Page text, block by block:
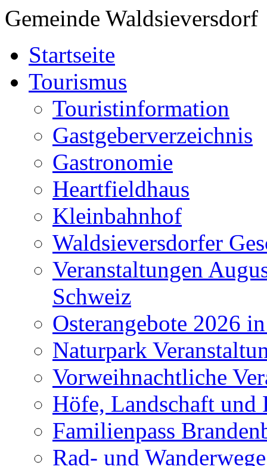
Gemeinde Waldsieversdorf
Startseite
Tourismus
Touristinformation
Gastgeberverzeichnis
Gastronomie
Heartfieldhaus
Kleinbahnhof
Waldsieversdorfer
Veranstaltungen
Schweiz
Osterangebote 2026
Naturpark
Vorweihnachtliche
Höfe, Landschaft und
Familienpass
Rad- und Wanderwege